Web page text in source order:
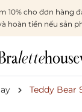
10% cho đơn hàng
hoàn tiền nếu sản
Teddy Bear